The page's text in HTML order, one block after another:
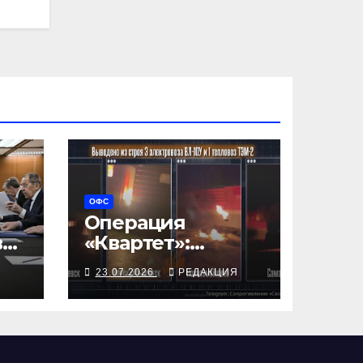
ОФС
Операция
«Квартет»:
партизаны
превратили
эвакуацию нефти
23.07.2026 РЕДАКЦИЯ